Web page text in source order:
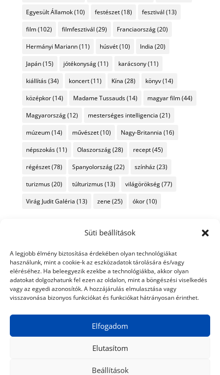
Süti beállítások
A legjobb élmény biztosítása érdekében olyan technológiákat
használunk, mint a cookie-k az eszközadatok tárolására és/vagy
eléréséhez. Ha beleegyezik ezekbe a technológiákba, akkor olyan
adatokat dolgozhatunk fel ezen az oldalon, mint a böngészési viselkedés
vagy az egyedi azonosítók. A hozzájárulás elmulasztása vagy
visszavonása bizonyos funkciókat és funkciókat hátrányosan érinthet.
Elfogadom
Elutasítom
Beállítások
Egyesült Államok(10) festészet(18) fesztivál (13)
film(102) filmfesztivál (29) Franciaország(20)
Hermányi Mariann(11) húsvét(10) India (20)
Japán(15) jótékonyság(11) karácsony(11)
kiállítás(34) koncert(11) Kína (28) könyv(14)
középkor(14) Madame Tussauds(14) magyar film(44)
Magyarország(12) mesterséges intelligencia (21)
múzeum(14) művészet(10) Nagy-Britannia (16)
népszokás(11) Olaszország(28) recept(45)
régészet(78) Spanyolország(22) színház(23)
turizmus(20) túlturizmus(13) világörökség(77)
Virág Judit Galéria (13) zene (25) ókor(10)
© 2024 Tiéd a Világ Médiaajánlat